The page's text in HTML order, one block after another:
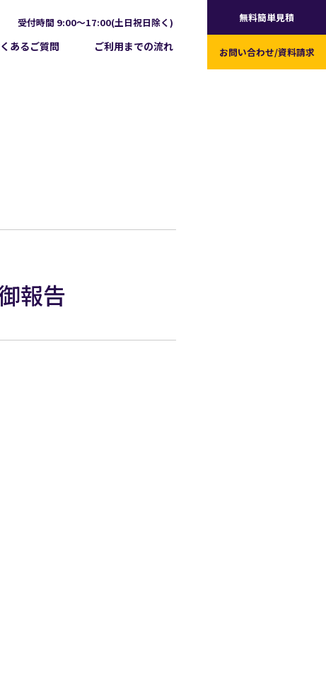
受付時間 9:00～17:00(土日祝日除く)
あるご質問 ご利用までの流れ
無料簡単見積
お問い合わせ/資料請求
報告